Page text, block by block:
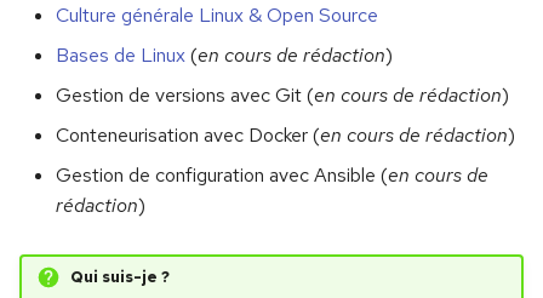
Les distributions Linux
pour l'entreprise
Qui utilise Linux ?
Consulter l'aide en ligne :
Gérer les utilisateurs
Travail en cours
Renommer des branches
Prise de tête avec HEAD
Retour vers le commit
Cloner un dépôt
Publier vos commits
Gérer les volumes
Combiner les conteneurs
Docker Compose
Jinja & Templates
Culture générale Linux & Open Source
Bases de Linux(en cours de rédaction)
Gestion de versions avec Git (en cours de rédaction)
Conteneurisation avec Docker (en cours de rédaction)
Gestion de configuration avec Ansible (en cours de
rédaction)
Qui suis-je ?